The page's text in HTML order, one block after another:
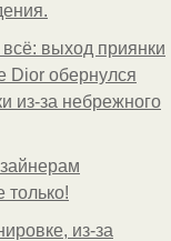
выход приянки
Dior обернулся
из-за небрежного
только!
из-за